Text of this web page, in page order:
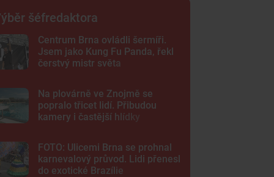
šéfredaktora
Centrum Brna ovládli šermíři.
Jsem jako Kung Fu Panda, řekl
čerstvý mistr světa
Na plovárně ve Znojmě se
popralo třicet lidí. Přibudou
kamery i častější hlídky
FOTO: Ulicemi Brna se prohnal
karnevalový průvod. Lidi přenesl
do exotické Brazílie